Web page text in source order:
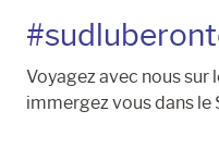
Voyagez avec nous sur
immergez vous dans le